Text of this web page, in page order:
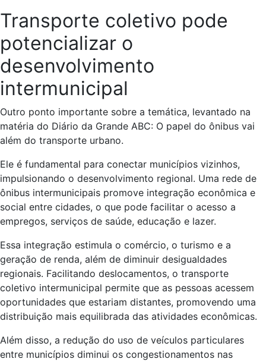
Transporte coletivo pode
potencializar o
desenvolvimento
intermunicipal
Outro ponto importante sobre a temática, levantado na
matéria do Diário da Grande ABC: O papel do ônibus vai
além do transporte urbano.
Ele é fundamental para conectar municípios vizinhos,
impulsionando o desenvolvimento regional. Uma rede de
ônibus intermunicipais promove integração econômica e
social entre cidades, o que pode facilitar o acesso a
empregos, serviços de saúde, educação e lazer.
Essa integração estimula o comércio, o turismo e a
geração de renda, além de diminuir desigualdades
regionais. Facilitando deslocamentos, o transporte
coletivo intermunicipal permite que as pessoas acessem
oportunidades que estariam distantes, promovendo uma
distribuição mais equilibrada das atividades econômicas.
Além disso, a redução do uso de veículos particulares
entre municípios diminui os congestionamentos nas